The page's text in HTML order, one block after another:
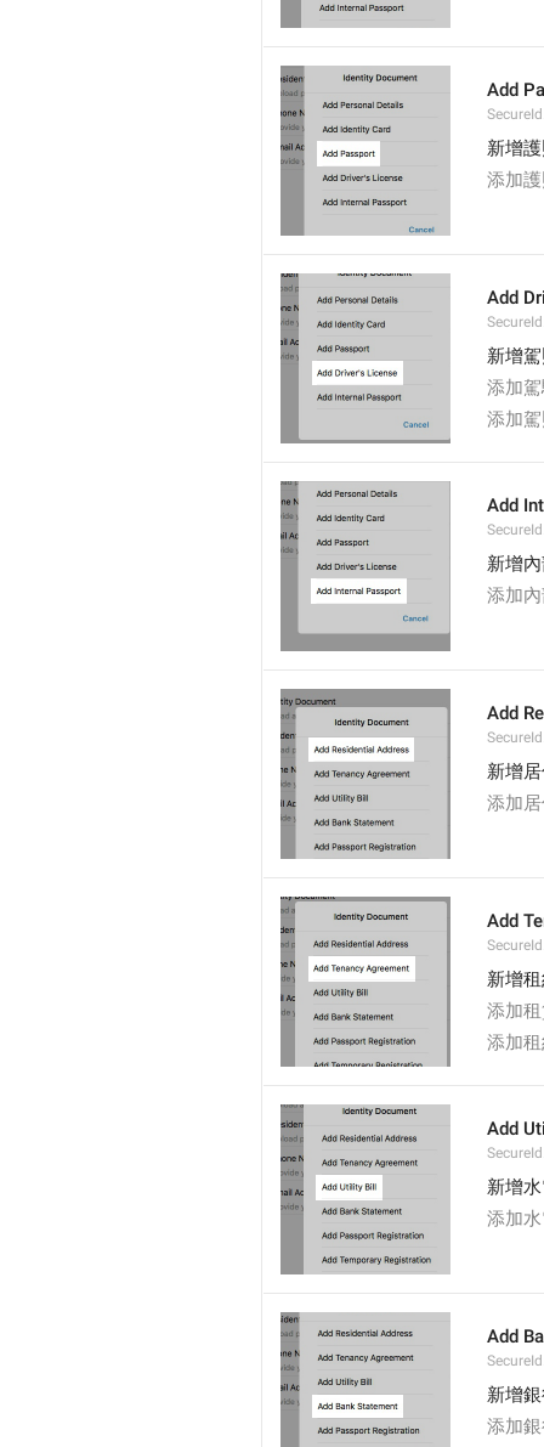
Add
新增
添加
Add
新增
添加
添加
Add
新增
添加
Add
新增
添加
Add
新增
添加
添加
Add
新增
添加
Add
新增
添加